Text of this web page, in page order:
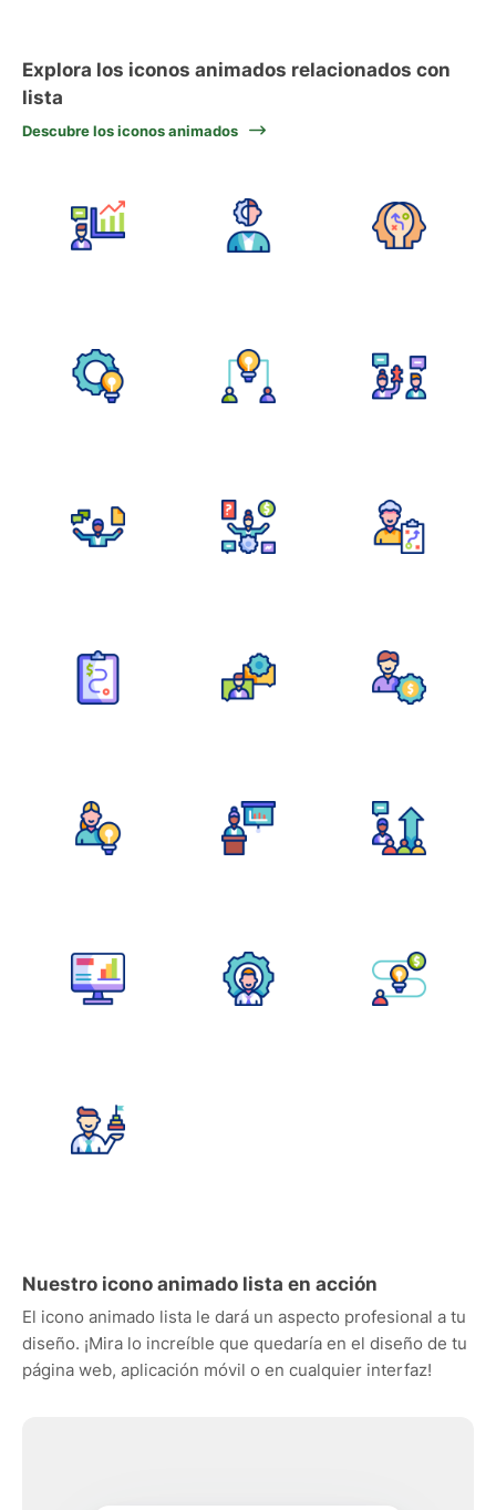
Explora los iconos animados relacionados con
lista
Descubre los iconos animados
Nuestro icono animado lista en acción
El icono animado lista le dará un aspecto profesional a tu
diseño. ¡Mira lo increíble que quedaría en el diseño de tu
página web, aplicación móvil o en cualquier interfaz!